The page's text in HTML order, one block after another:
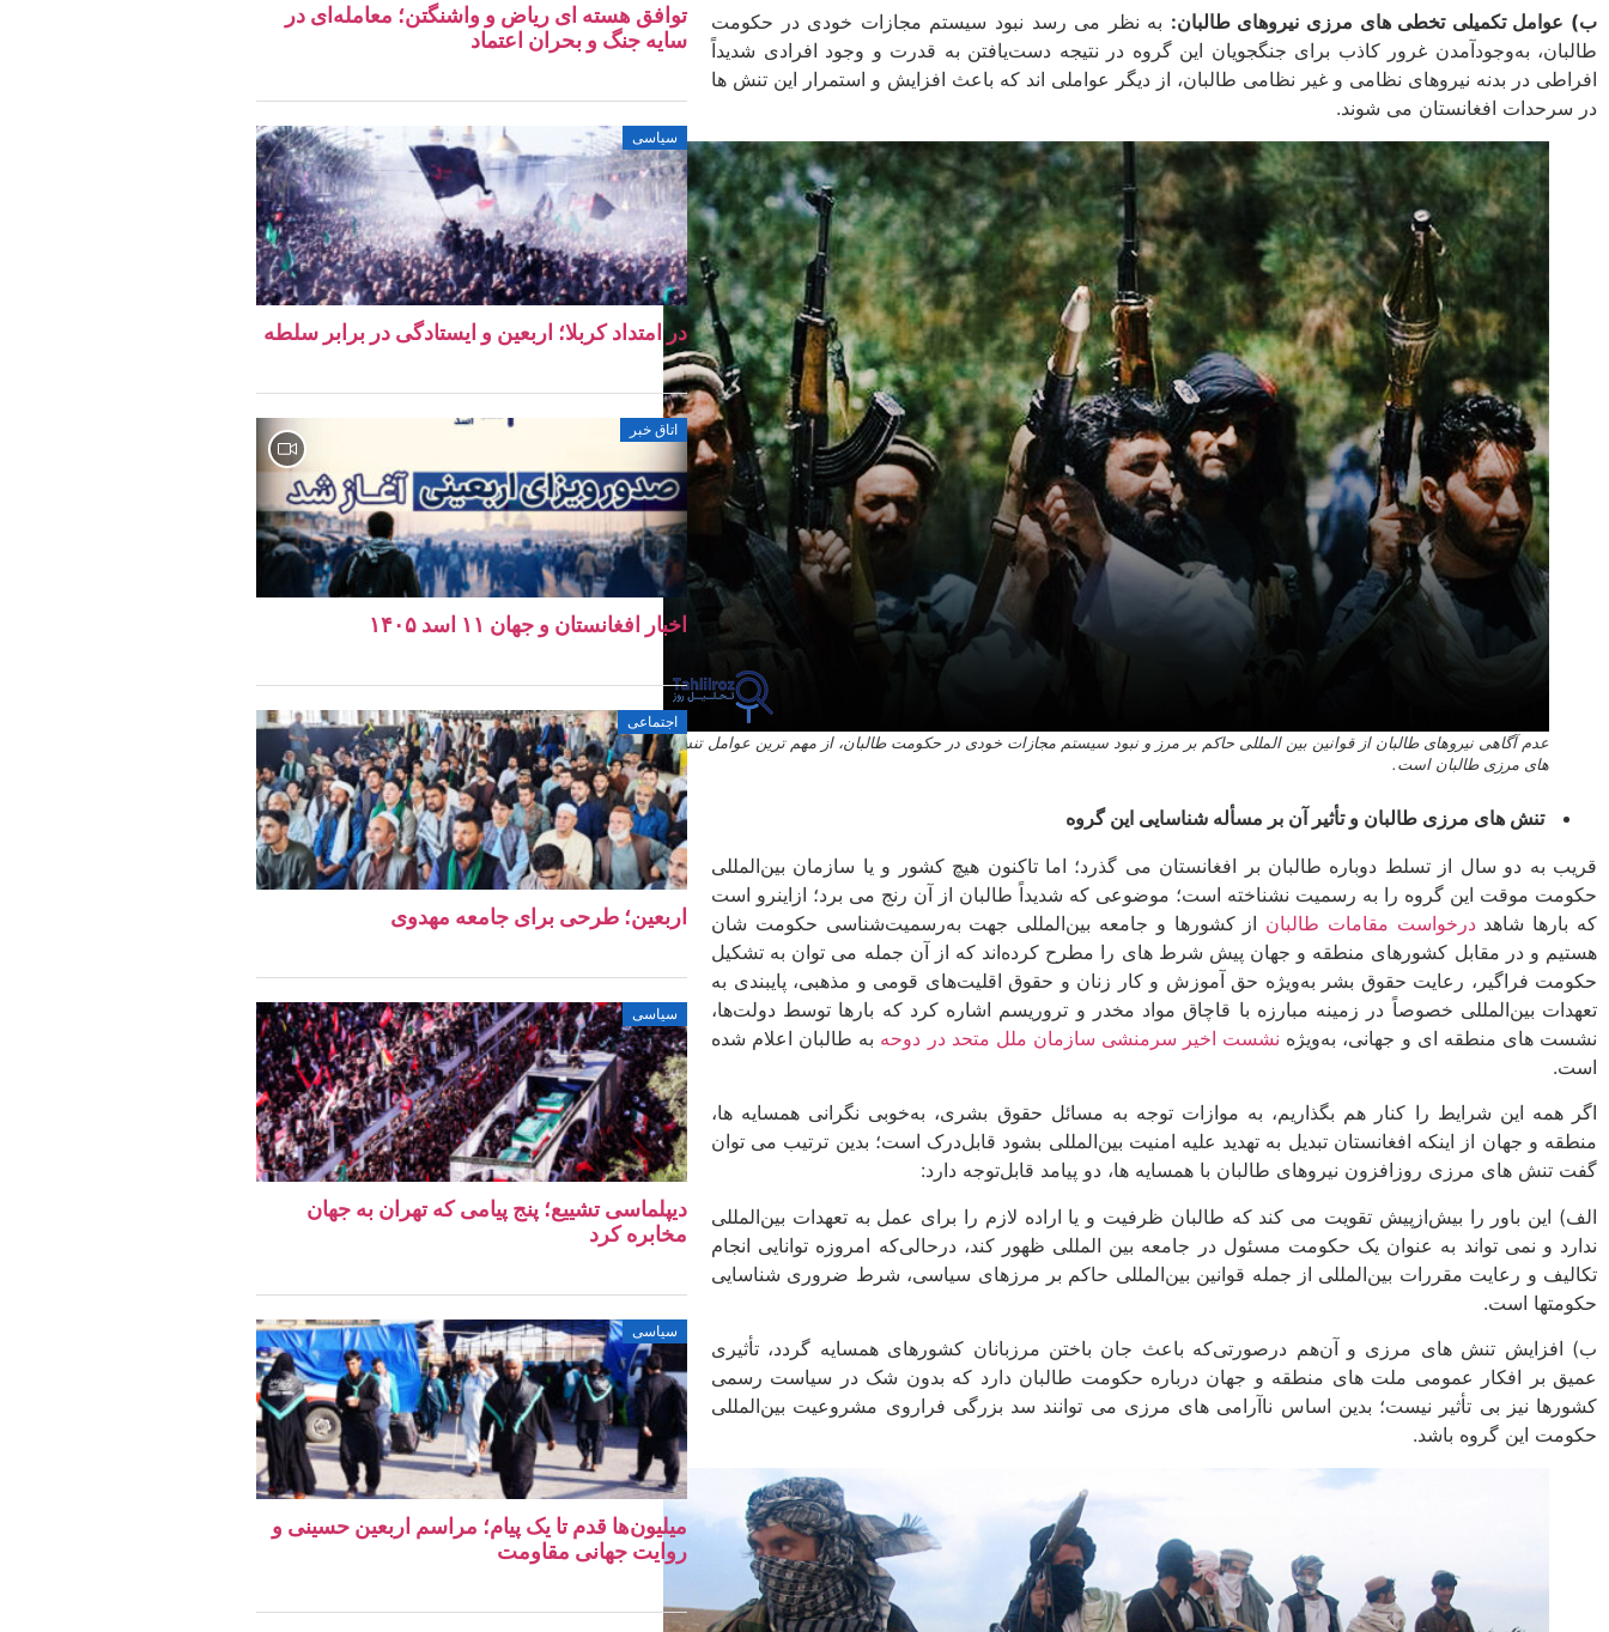
ب) عوامل تکمیلی تخطی ­های مرزی نیروهای طالبان: به نظر می­ رسد نبود سیستم مجازات خودی در حکومت
طالبان، به‌وجودآمدن غرور کاذب برای جنگجویان این گروه در نتیجه دست‌یافتن به قدرت و وجود افرادی شدیداً
افراطی در بدنه نیروهای نظامی و غیر نظامی طالبان، از دیگر عواملی ­اند که باعث افزایش و استمرار این تنش­ ها
در سرحدات افغانستان می­ شوند.
عدم آگاهی نیروهای طالبان از قوانین بین المللی حاکم بر مرز و نبود سیستم مجازات خودی در حکومت طالبان، از مهم ترین عوامل تنش
­های مرزی طالبان است.
تنش ­های مرزی طالبان و تأثیر آن بر مسأله شناسایی این گروه
قریب به دو سال از تسلط دوباره طالبان بر افغانستان می­ گذرد؛ اما تاکنون هیچ کشور و یا سازمان بین‌المللی
حکومت موقت این گروه را به رسمیت نشناخته است؛ موضوعی که شدیداً طالبان از آن رنج می­ برد؛ ازاین­رو است
که بارها شاهددرخواست مقامات طالبان از کشورها و جامعه بین‌المللی جهت به‌رسمیت‌شناسی حکومت شان
هستیم و در مقابل کشورهای منطقه و جهان پیش ­شرط ­های را مطرح کرده‌اند که از آن جمله می ­توان به تشکیل
حکومت فراگیر، رعایت حقوق بشر به‌ویژه حق آموزش و کار زنان و حقوق اقلیت‌های قومی و مذهبی، پایبندی به
تعهدات بین‌المللی خصوصاً در زمینه مبارزه با قاچاق مواد مخدر و تروریسم اشاره کرد که بارها توسط دولت‌ها،
نشست­ های منطقه ­ای و جهانی، به‌ویژه نشست اخیر سرمنشی سازمان ملل متحد در دوحه به طالبان اعلام شده
است.
اگر همه این شرایط را کنار هم بگذاریم، به موازات توجه به مسائل حقوق بشری، به‌خوبی نگرانی همسایه ­ها،
منطقه و جهان از اینکه افغانستان تبدیل به تهدید علیه امنیت بین‌المللی بشود قابل‌درک است؛ بدین ترتیب می توان
گفت تنش ­های مرزی روزافزون نیروهای طالبان با همسایه ­ها، دو پیامد قابل‌توجه دارد:
الف) این باور را بیش‌ازپیش تقویت می­ کند که طالبان ظرفیت و یا اراده لازم را برای عمل به تعهدات بین‌المللی
ندارد و نمی ­تواند به عنوان یک حکومت مسئول در جامعه بین المللی ظهور کند، درحالی‌که امروزه توانایی انجام
تکالیف و رعایت مقررات بین‌المللی از جمله قوانین بین‌المللی حاکم بر مرزهای سیاسی، شرط ضروری شناسایی
حکومت­ها است.
ب) افزایش تنش­ های مرزی و آن‌هم درصورتی‌که باعث جان‌ باختن مرزبانان کشورهای همسایه گردد، تأثیری
عمیق بر افکار عمومی ملت های منطقه و جهان درباره حکومت طالبان دارد که بدون شک در سیاست رسمی
کشورها نیز بی ­تأثیر نیست؛ بدین اساس ناآرامی ­های مرزی می­ توانند سد بزرگی فراروی مشروعیت بین‌المللی
حکومت این گروه باشد.
توافق هسته‌ ای ریاض و واشنگتن؛ معامله‌ای در
سایه جنگ و بحران اعتماد
سیاسی
در امتداد کربلا؛ اربعین و ایستادگی در برابر سلطه
اتاق خبر
اخبار افغانستان و جهان ۱۱ اسد ۱۴۰۵
اجتماعی
اربعین؛ طرحی برای جامعه مهدوی
سیاسی
دیپلماسی تشییع؛ پنج پیامی که تهران به جهان
مخابره کرد
سیاسی
میلیون‌ها قدم تا یک پیام؛ مراسم اربعین حسینی و
روایت جهانی مقاومت